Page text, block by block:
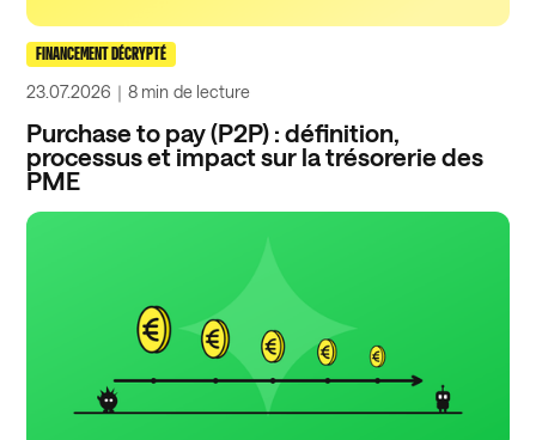
FINANCEMENT DÉCRYPTÉ
23.07.2026 ｜8 min de lecture
Purchase to pay (P2P) : définition,
processus et impact sur la trésorerie des
PME